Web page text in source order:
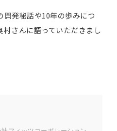
開発秘話や10年の歩みにつ
村さんに語っていただきまし